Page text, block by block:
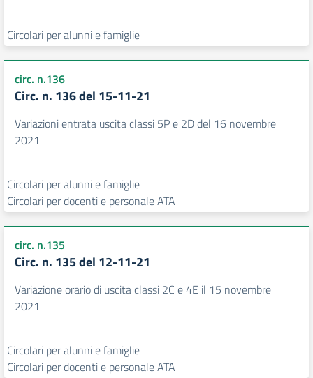
Circolari per alunni e famiglie
circ. n.136
Circ. n. 136 del 15-11-21
Variazioni entrata uscita classi 5P e 2D del 16 novembre
2021
Circolari per alunni e famiglie
Circolari per docenti e personale ATA
circ. n.135
Circ. n. 135 del 12-11-21
Variazione orario di uscita classi 2C e 4E il 15 novembre
2021
Circolari per alunni e famiglie
Circolari per docenti e personale ATA